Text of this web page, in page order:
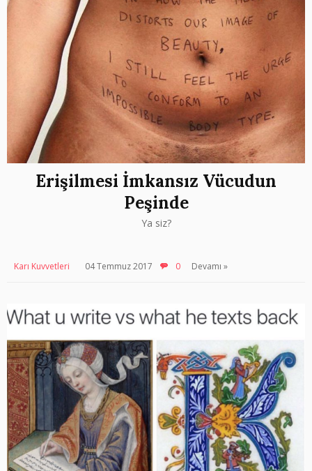
Erişilmesi İmkansız Vücudun
Peşinde
Ya siz?
Karı Kuvvetleri 04 Temmuz 2017 0 Devamı »